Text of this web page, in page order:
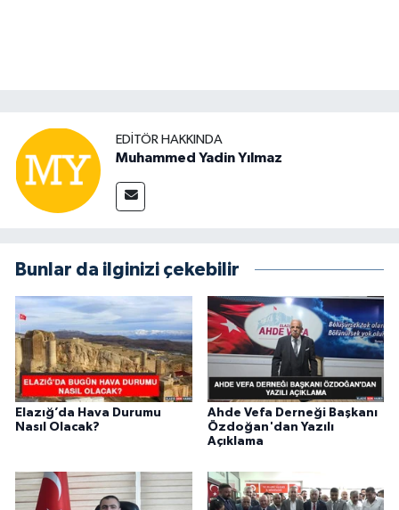
EDITÖR HAKKINDA
Muhammed Yadin Yılmaz
Bunlar da ilginizi çekebilir
Elazığ’da Hava Durumu
Nasıl Olacak?
Ahde Vefa Derneği Başkanı
Özdoğan'dan Yazılı
Açıklama